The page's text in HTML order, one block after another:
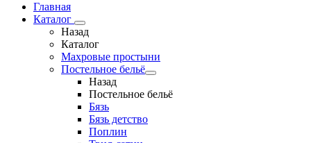
Главная
Каталог
Назад
Каталог
Махровые простыни
Постельное бельё
Назад
Постельное бельё
Бязь
Бязь детство
Поплин